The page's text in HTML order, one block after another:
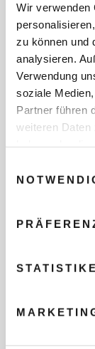
Wir verwenden
zu können und
analysieren.
Verwendung
soziale
Partner führen
weiteren Daten
ANZAHL
FLUG